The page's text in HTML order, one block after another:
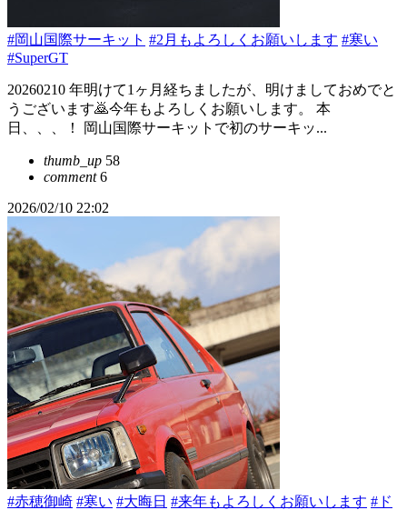
#岡山国際サーキット #2月もよろしくお願いします #寒い
#SuperGT
20260210 年明けて1ヶ月経ちましたが、明けましておめでと
うございます🙇今年もよろしくお願いします。 本
日、、、！ 岡山国際サーキットで初のサーキッ...
thumb_up 58
comment6
2026/02/10 22:02
#赤穂御崎 #寒い #大晦日 #来年もよろしくお願いします #ド